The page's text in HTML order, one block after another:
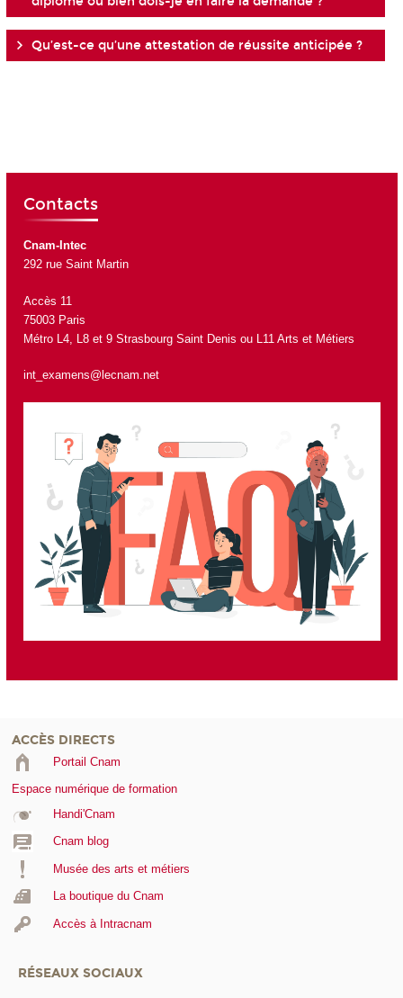
Qu’est-ce qu’une attestation de réussite anticipée ?
Contacts
Cnam-Intec
292 rue Saint Martin
Accès 11
75003 Paris
Métro L4, L8 et 9 Strasbourg Saint Denis ou L11 Arts et Métiers
int_examens@lecnam.net
ACCÈS DIRECTS
Portail Cnam
Espace numérique de formation
Handi'Cnam
Cnam blog
Musée des arts et métiers
La boutique du Cnam
Accès à Intracnam
RÉSEAUX SOCIAUX